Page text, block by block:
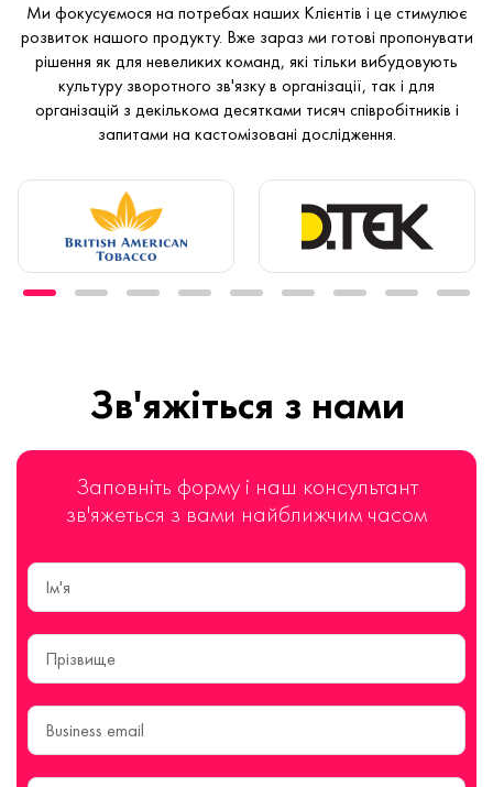
Ми фокусуємося на потребах наших Клієнтів і це стимулює
розвиток нашого продукту. Вже зараз ми готові пропонувати
рішення як для невеликих команд, які тільки вибудовують
культуру зворотного зв'язку в організації, так і для
організацій з декількома десятками тисяч співробітників і
запитами на кастомізовані дослідження.
Зв'яжіться з нами
Заповніть форму і наш консультант
зв'яжеться з вами найближчим часом